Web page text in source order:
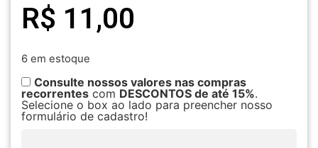
R$ 11,00
6 em estoque
Consulte nossos valores nas compras
recorrentes com DESCONTOS de até 15%.
Selecione o box ao lado para preencher nosso
formulário de cadastro!